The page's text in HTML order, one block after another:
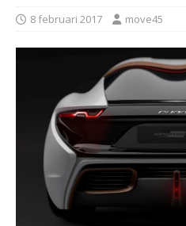
8 februari 2017 move45